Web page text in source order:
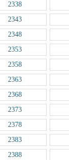
2338
2343
2348
2353
2358
2363
2368
2373
2378
2383
2388